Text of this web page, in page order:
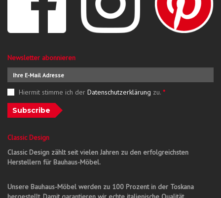
Newsletter abonnieren
Hiermit stimme ich der Datenschutzerklärung zu. *
Subscribe
Classic Design
Classic Design zählt seit vielen Jahren zu den erfolgreichsten
Herstellern für Bauhaus-Möbel.
Unsere Bauhaus-Möbel werden zu 100 Prozent in der Toskana